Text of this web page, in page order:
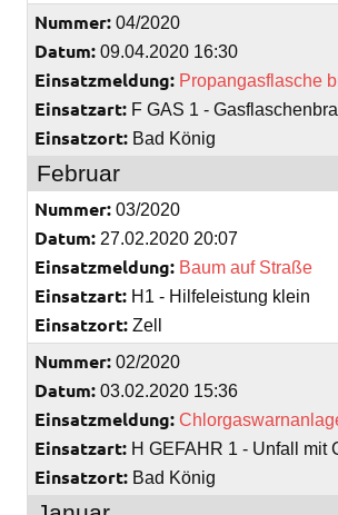
Nummer: 04/2020
Datum: 09.04.2020 16:30
Einsatzmeldung: Propangasflasche
Einsatzart: F GAS 1 -
Einsatzort: Bad König
Februar
Nummer: 03/2020
Datum: 27.02.2020 20:07
Einsatzmeldung: Baum auf Straße
Einsatzart: H1 - Hilfeleistung klein
Einsatzort: Zell
Nummer: 02/2020
Datum: 03.02.2020 15:36
Einsatzmeldung:
Einsatzart: H GEFAHR 1 - Unfall mit
Einsatzort: Bad König